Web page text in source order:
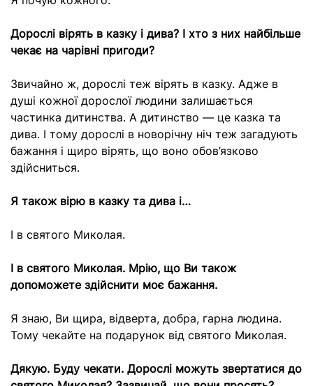
Дорослі вірять в казку і дива? І хто з них найбільше
чекає на чарівні пригоди?
Звичайно ж, дорослі теж вірять в казку. Адже в
душі кожної дорослої людини залишається
частинка дитинства. А дитинство — це казка та
дива. І тому дорослі в новорічну ніч теж загадують
бажання і щиро вірять, що воно обов’язково
здійсниться.
Я також вірю в казку та дива і…
І в святого Миколая.
І в святого Миколая. Мрію, що Ви також
допоможете здійснити моє бажання.
Я знаю, Ви щира, відверта, добра, гарна людина.
Тому чекайте на подарунок від святого Миколая.
Дякую. Буду чекати. Дорослі можуть звертатися до